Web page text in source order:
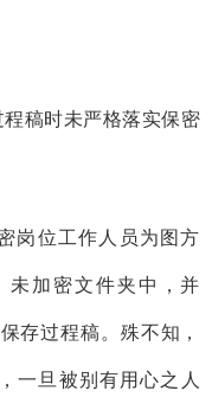
稿时未严格落实保密
位工作人员为图方
未加密文件夹中，并
存过程稿。殊不知，
一旦被别有用心之人